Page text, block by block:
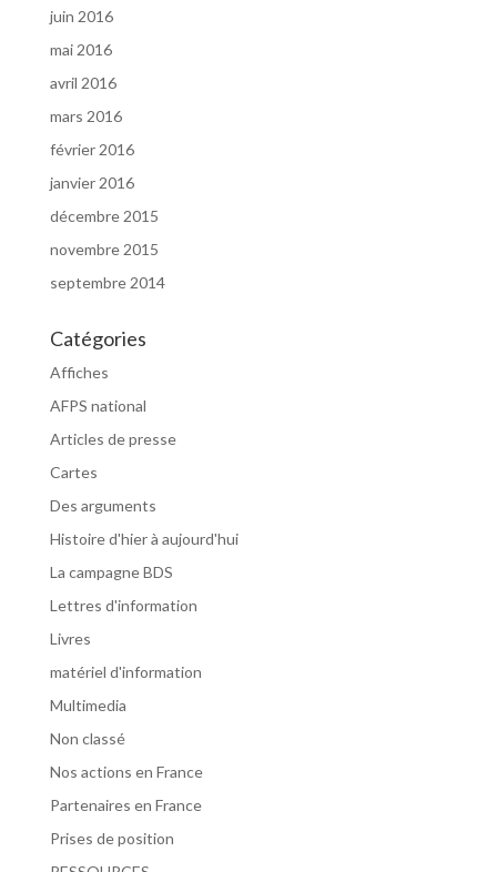
juin 2016
mai 2016
avril 2016
mars 2016
février 2016
janvier 2016
décembre 2015
novembre 2015
septembre 2014
Catégories
Affiches
AFPS national
Articles de presse
Cartes
Des arguments
Histoire d'hier à aujourd'hui
La campagne BDS
Lettres d'information
Livres
matériel d'information
Multimedia
Non classé
Nos actions en France
Partenaires en France
Prises de position